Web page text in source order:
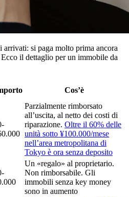
arrivati: si paga molto prima ancora
il dettaglio per un immobile da
Cos’è
Parzialmente rimborsato
all’uscita, al netto dei costi di
riparazione. Oltre il 60% delle
unità sotto ¥100.000/mese
nell’area metropolitana di
Tokyo è ora senza deposito
Un «regalo» al proprietario.
Non rimborsabile. Gli
immobili senza key money
sono in aumento